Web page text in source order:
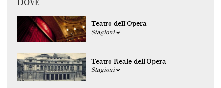
DOVE
Teatro dell'Opera
Stagioni
Teatro Reale dell'Opera
Stagioni